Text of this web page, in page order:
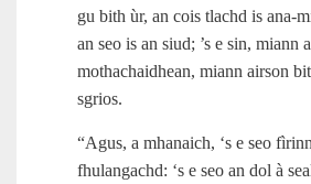
gu bith ùr, an cois tlachd is
an seo is an siud; ’s e sin, miann
mothachaidhean, miann airson
sgrios.
“Agus, a mhanaich, ‘s e seo
fhulangachd: ‘s e seo an dol à